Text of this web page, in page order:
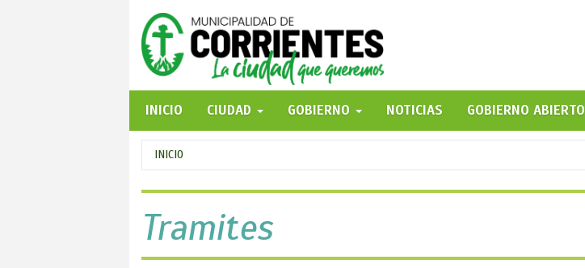
INICIO
CIUDAD GOBIERNO NOTICIAS GOBIERNO ABIERTO
Se
encuentra
usted
aquí
INICIO
Tramites